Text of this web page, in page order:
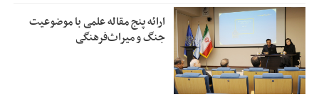
ارائه پنج مقاله علمی با موضوعیت
جنگ و میراث‌فرهنگی